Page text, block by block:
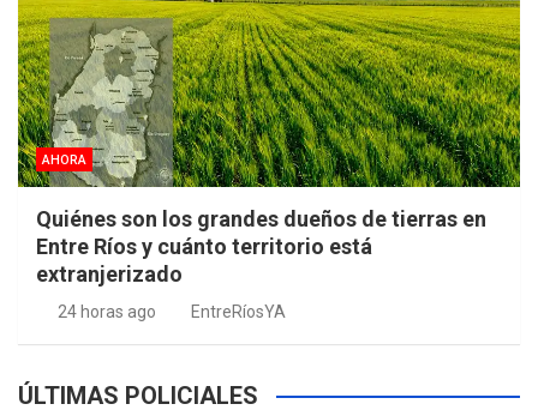
AHORA
Quiénes son los grandes dueños de tierras en
Entre Ríos y cuánto territorio está
extranjerizado
24 horas ago EntreRíosYA
ÚLTIMAS POLICIALES